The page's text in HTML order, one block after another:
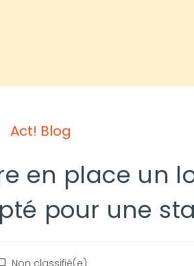
Act! Blog
en place un
pour une
Non classifié(e)